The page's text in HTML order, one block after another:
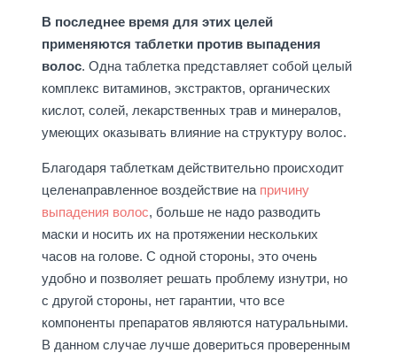
В последнее время для этих целей
применяются таблетки против выпадения
волос. Одна таблетка представляет собой целый
комплекс витаминов, экстрактов, органических
кислот, солей, лекарственных трав и минералов,
умеющих оказывать влияние на структуру волос.
Благодаря таблеткам действительно происходит
целенаправленное воздействие на причину
выпадения волос, больше не надо разводить
маски и носить их на протяжении нескольких
часов на голове. С одной стороны, это очень
удобно и позволяет решать проблему изнутри, но
с другой стороны, нет гарантии, что все
компоненты препаратов являются натуральными.
В данном случае лучше довериться проверенным